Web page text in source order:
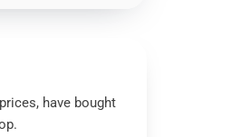
have bought